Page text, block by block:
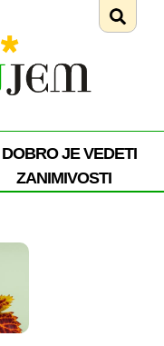
DOBRO JE VEDETI
ZANIMIVOSTI